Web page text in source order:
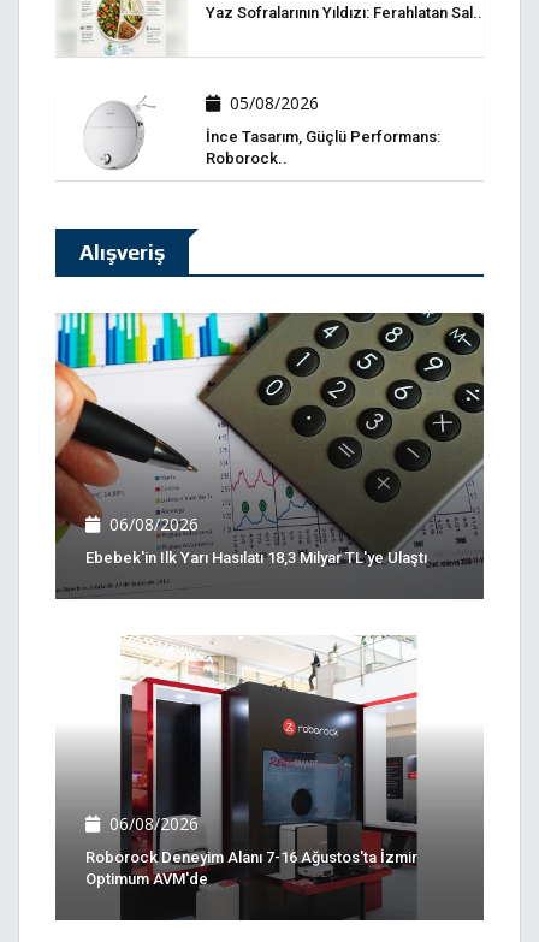
Yaz Sofralarının Yıldızı: Ferahlatan Sal..
05/08/2026
İnce Tasarım, Güçlü Performans:
Roborock..
Alışveriş
06/08/2026
Ebebek'in Ilk Yarı Hasılatı 18,3 Milyar TL'ye Ulaştı
06/08/2026
Roborock Deneyim Alanı 7-16 Ağustos'ta İzmir
Optimum AVM'de